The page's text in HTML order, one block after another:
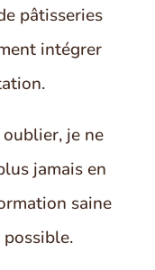
pâtisseries
intégrer
je ne
jamais en
saine
possible.